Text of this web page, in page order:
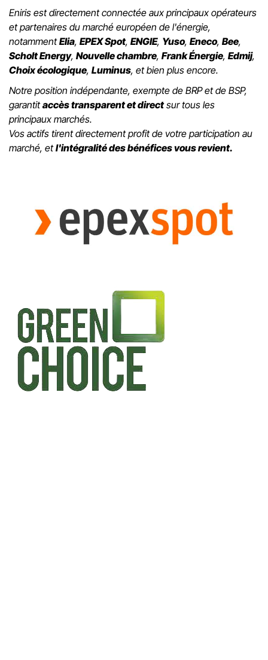
Eniris est directement connectée aux principaux opérateurs
et partenaires du marché européen de l'énergie,
notammentElia, EPEX Spot, ENGIE, Yuso, Eneco, Bee,
Scholt Energy, Nouvelle chambre, Frank Énergie, Edmij,
Choix écologique, Luminus, et bien plus encore.
Notre position indépendante, exempte de BRP et de BSP,
garantitaccès transparent et directsur tous les
principaux marchés.
Vos actifs tirent directement profit de votre participation au
marché, etl'intégralité des bénéfices vous revient.